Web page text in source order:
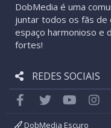
DobMedia é uma
juntar todos os fãs de
espaço harmonioso e
fortes!
REDES SOCIAIS
FacebookTwitter youtube
DobMedia Escuro